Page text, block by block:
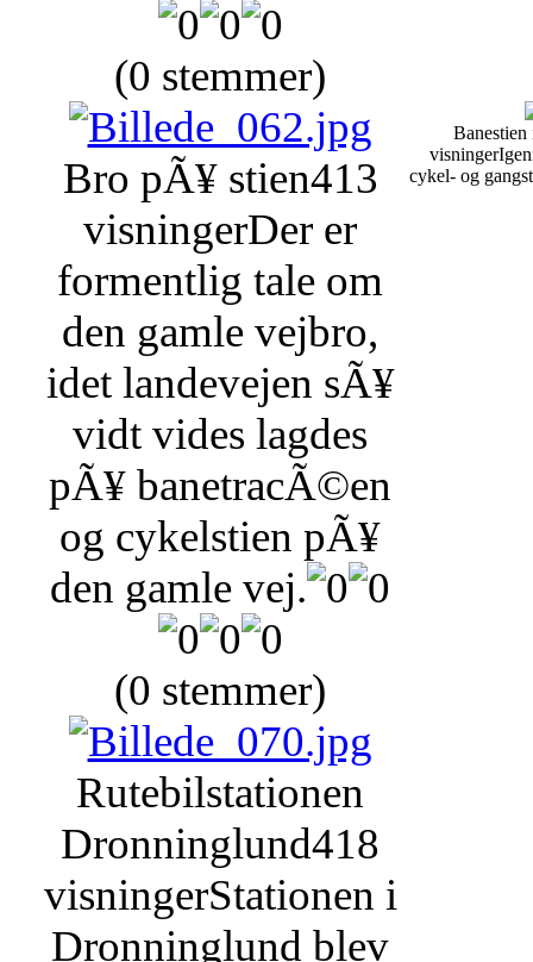
(0 stemmer)
Bro pÃ¥ stien413
visningerDer er
formentlig tale om
den gamle vejbro,
idet landevejen sÃ¥
vidt vides lagdes
pÃ¥ banetracÃ©en
og cykelstien pÃ¥
den gamle vej.
(0 stemmer)
visninger
cykel- og
Rutebilstationen
Dronninglund418
visningerStationen i
Dronninglund blev